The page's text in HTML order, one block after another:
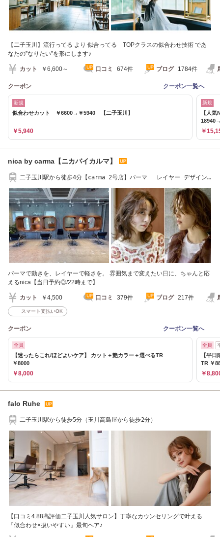
【二子玉川】流行ってる より 似合ってる TOPクラスの似合わせ技術 であ
なたの”なりたい”を形にします♪
カット ￥6,600～ 口コミ 674件 ブログ 1784件
クーポン クーポン一覧へ
新規
似合わせカット ￥6600→￥5940 【二子玉川】
￥5,940
新規
【人
￥
nica by carma【ニカバイカルマ】
二子玉川駅から徒歩4分【carma 2号店】パーマ レイヤー デザイン
パーマで動きを、レイヤーで軽さを。 雰囲気まで変えたい日に、ちゃんと応
えるnica【当日予約◎/22時まで】
カット ￥4,500 口コミ 379件 ブログ 217件
スマート支払いOK
クーポン クーポン一覧へ
全員
【迷ったらこれ/ほどよいケア】 カット＋艶カラー＋選べるTR
￥8000
￥8,000
全員
【平
TR ￥
￥
falo Ruhe
二子玉川駅から徒歩5分（玉川高島屋から徒歩2分）
【口コミ4.88高評価二子玉川人気サロン】丁寧なカウンセリングで叶える
『似合わせ×扱いやすい』最旬ヘア♪